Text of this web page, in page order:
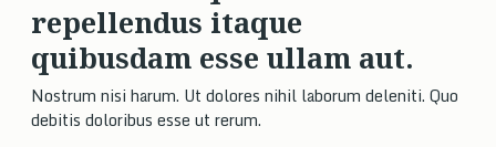
repellendus itaque
quibusdam esse ullam aut.
Nostrum nisi harum. Ut dolores nihil laborum deleniti. Quo
debitis doloribus esse ut rerum.